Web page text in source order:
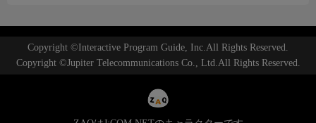
Copyright ©Interactive Program Guide, Inc.All Rights Reserved.
Copyright ©Jupiter Telecommunications Co., Ltd.All Rights Reserved.